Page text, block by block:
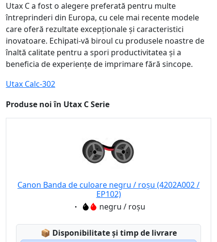
Utax C a fost o alegere preferată pentru multe
întreprinderi din Europa, cu cele mai recente modele
care oferă rezultate excepționale și caracteristici
inovatoare. Echipati-vă biroul cu produsele noastre de
înaltă calitate pentru a spori productivitatea și a
beneficia de experiențe de imprimare fără sincope.
Utax Calc-302
Produse noi în Utax C Serie
Canon Banda de culoare negru / roșu (4202A002 /
EP102)
Eigenschaft:negru / roșu
📦 Lagerstatus:
Disponibilitate și timp de livrare